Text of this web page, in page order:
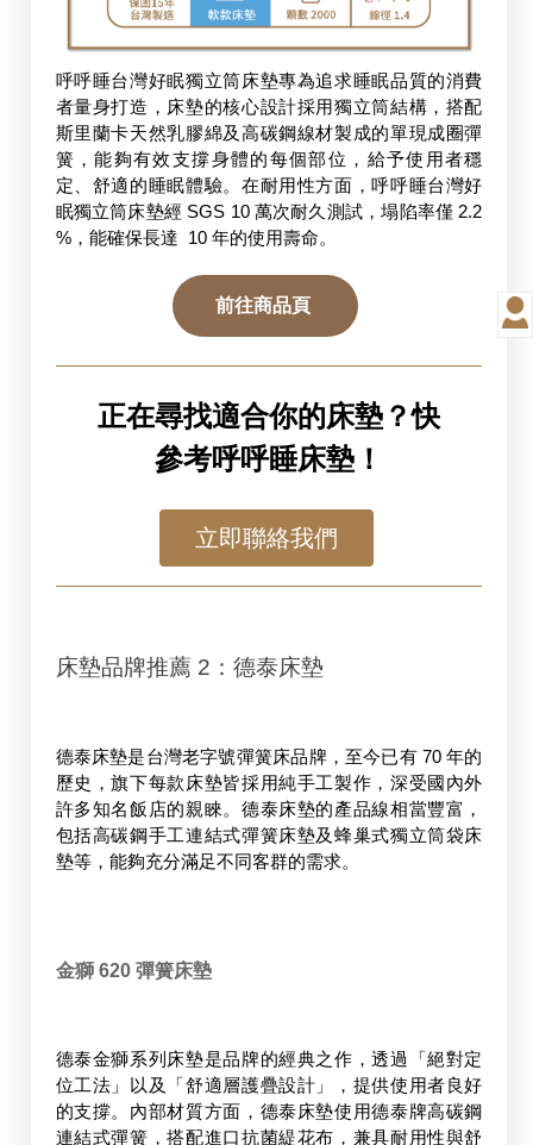
呼呼睡台灣好眠獨立筒床墊專為追求睡眠品質的消費
者量身打造，床墊的核心設計採用獨立筒結構，搭配
斯里蘭卡天然乳膠綿及高碳鋼線材製成的單現成圈彈
簧，能夠有效支撐身體的每個部位，給予使用者穩
定、舒適的睡眠體驗。在耐用性方面，呼呼睡台灣好
眠獨立筒床墊經 SGS 10 萬次耐久測試，塌陷率僅 2.2
%，能確保長達  10 年的使用壽命。
前往商品頁
正在尋找適合你的床墊？快
參考呼呼睡床墊！
立即聯絡我們
床墊品牌推薦 2：德泰床墊
德泰床墊是台灣老字號彈簧床品牌，至今已有 70 年的
歷史，旗下每款床墊皆採用純手工製作，深受國內外
許多知名飯店的親睞。德泰床墊的產品線相當豐富，
包括高碳鋼手工連結式彈簧床墊及蜂巢式獨立筒袋床
墊等，能夠充分滿足不同客群的需求。
金獅 620 彈簧床墊
德泰金獅系列床墊是品牌的經典之作，透過「絕對定
位工法」以及「舒適層護疊設計」，提供使用者良好
的支撐。內部材質方面，德泰床墊使用德泰牌高碳鋼
連結式彈簧，搭配進口抗菌緹花布，兼具耐用性與舒